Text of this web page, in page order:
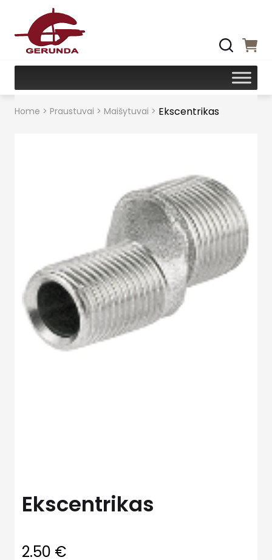
Home > Praustuvai > Maišytuvai > Ekscentrikas
Ekscentrikas
2.50 €